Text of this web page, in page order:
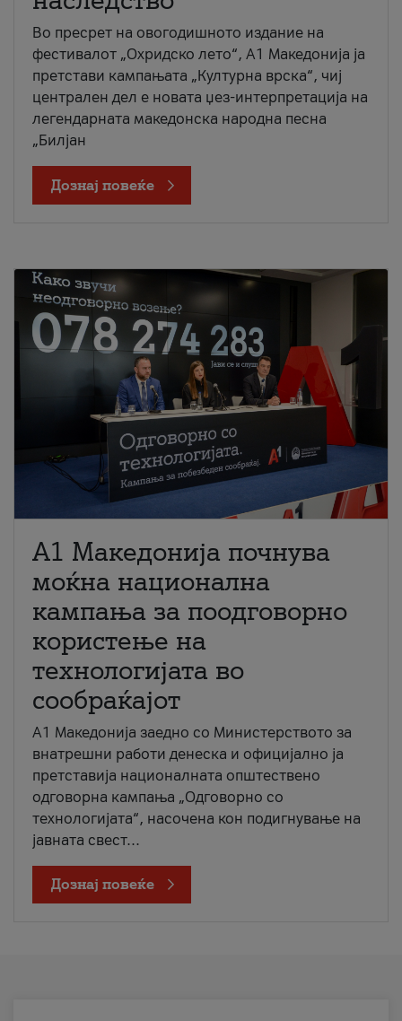
Во пресрет на овогодишното издание на
фестивалот „Охридско лето“, А1 Македонија ја
претстави кампањата „Културна врска“, чиј
централен дел е новата џез-интерпретација на
легендарната македонска народна песна
„Билјан
Дознај повеќе
A1 Македонија почнува
моќна национална
кампања за поодговорно
користење на
технологијата во
сообраќајот
A1 Македонија заедно со Министерството за
внатрешни работи денеска и официјално ја
претставија националната општествено
одговорна кампања „Одговорно со
технологијата“, насочена кон подигнување на
јавната свест...
Дознај повеќе